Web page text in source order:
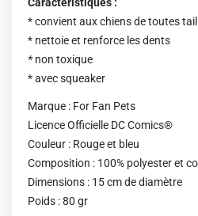
Caractéristiques :
* convient aux chiens de toutes
* nettoie et renforce les dents
*non toxique
* avec squeaker
Marque : For Fan Pets
Licence Officielle DC Comics®
Couleur : Rouge et bleu
Composition : 100% polyester et
Dimensions : 15 cm de diamètre
Poids : 80 gr